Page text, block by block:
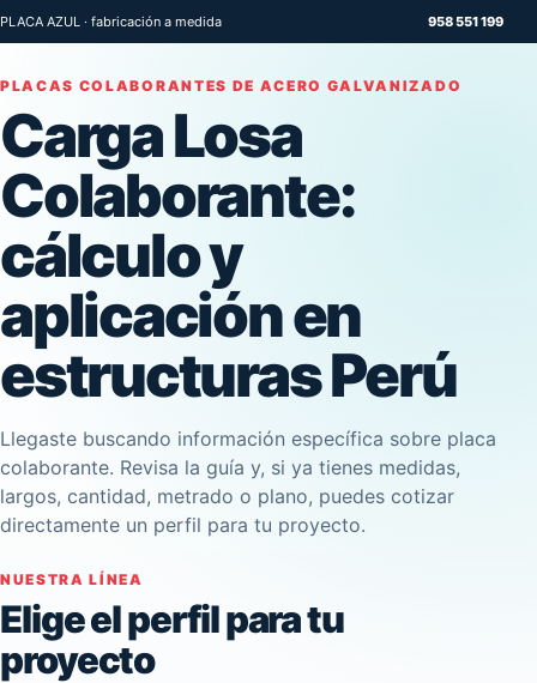
PLACA AZUL · fabricación a medida 958 551 199
PLACAS COLABORANTES DE ACERO GALVANIZADO
Carga Losa
Colaborante:
cálculo y
aplicación en
estructuras Perú
Llegaste buscando información específica sobre placa
colaborante. Revisa la guía y, si ya tienes medidas,
largos, cantidad, metrado o plano, puedes cotizar
directamente un perfil para tu proyecto.
NUESTRA LÍNEA
Elige el perfil para tu
proyecto